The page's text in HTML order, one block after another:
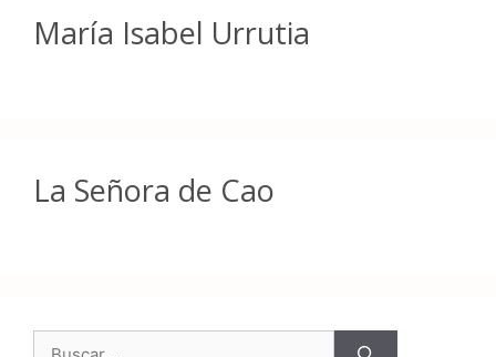
María Isabel Urrutia
La Señora de Cao